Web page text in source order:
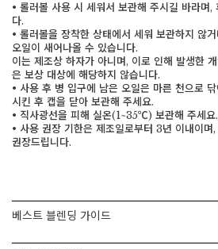
페이코 ID로 페
• 롤러볼 사용 시 세워서 보관해 주시길 바라며,
다.
• 롤러볼을 장착한 상태에서 세워 보관하지 않
오일이 새어나올 수 있습니다.
이는 제조상 하자가 아니며, 이로 인해 발생한
은 보상 대상에 해당하지 않습니다.
• 사용 후 병 입구에 남은 오일은 마른 천으로
시킨 후 캡을 닫아 보관해 주세요.
• 직사광선을 피해 실온(1~35℃) 보관해 주세요.
• 사용 권장 기한은 제조일로부터 3년 이내이며
권장드립니다.
베스트 블렌딩 가이드